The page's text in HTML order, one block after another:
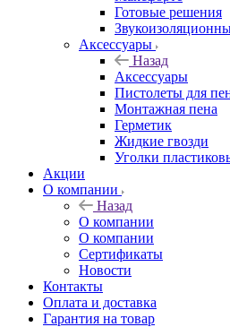
Готовые решения
Аксессуары
Назад
Аксессуары
Пистолеты для
Монтажная пена
Герметик
Жидкие гвозди
Уголки
Акции
О компании
Назад
О компании
О компании
Сертификаты
Новости
Контакты
Оплата и доставка
Гарантия на товар